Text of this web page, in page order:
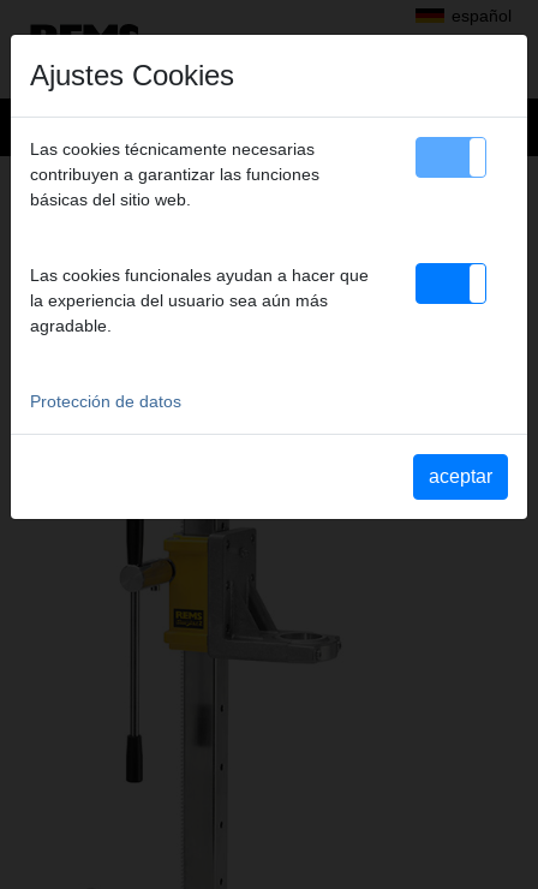
español
Productos>
Perforar con diamante, Rozas en muros con discos diamantados
REMS SIMPLEX 2
ACCESORIO PARA REMS PICUS S1, REMS
PICUS S3, REMS PICUS SR, REMS PICUS
Ajustes Cookies
Las cookies técnicamente necesarias
contribuyen a garantizar las funciones
básicas del sitio web.
Las cookies funcionales ayudan a hacer que
la experiencia del usuario sea aún más
agradable.
Protección de datos
aceptar